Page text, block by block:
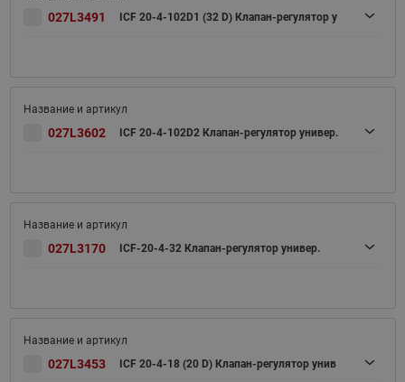
027L3491 ICF 20-4-102D1 (32 D) Клапан-регулятор у
027L3602 ICF 20-4-102D2 Клапан-регулятор универ.
027L3170 ICF-20-4-32 Клапан-регулятор универ.
027L3453 ICF 20-4-18 (20 D) Клапан-регулятор унив